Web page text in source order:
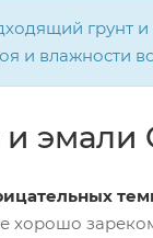
грунт
и влажности
эмали
хорошо